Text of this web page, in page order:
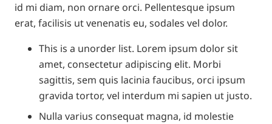
id mi diam, non ornare orci. Pellentesque ipsum
erat, facilisis ut venenatis eu, sodales vel dolor.
This is a unorder list. Lorem ipsum dolor sit
amet, consectetur adipiscing elit. Morbi
sagittis, sem quis lacinia faucibus, orci ipsum
gravida tortor, vel interdum mi sapien ut justo.
Nulla varius consequat magna, id molestie